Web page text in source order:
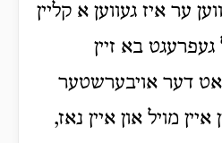
ער איז געווען א קליין
בא זיין
דער אויבערשטער
מויל און איין נאז,